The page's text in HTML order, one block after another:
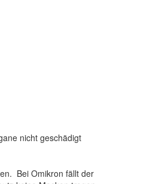
nicht geschädigt
Bei Omikron fällt der